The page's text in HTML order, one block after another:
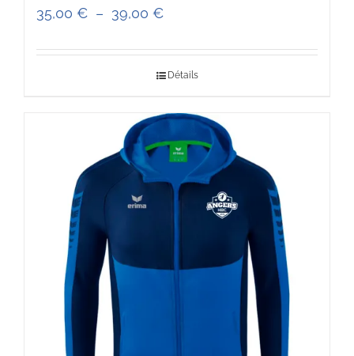
35,00 € – 39,00 €Plage
à
39,00 €
Détails